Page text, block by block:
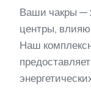
Ваши чакры —
центры,
Наш